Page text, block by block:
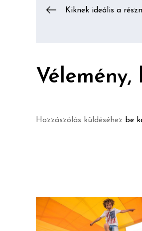
Bejegyzés
Kiknek ideális a
Vélemény,
Hozzászólás küldéséhez be